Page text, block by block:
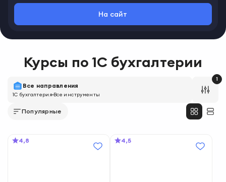
кадровые перестановки, управлять финансовыми операциями,
вести налоговый и бухгалтерский документооборот. Выпускники
пройдут итоговую аттестацию и получат удостоверение
На сайт
Курсы по1С бухгалтерии
Все направления
1С бухгалтерия Все инструменты
1
Популярные
4,8 4,5